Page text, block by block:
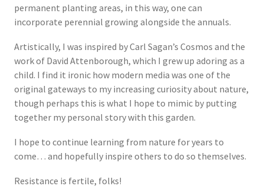
permanent planting areas, in this way, one can
incorporate perennial growing alongside the annuals.
Artistically, I was inspired by Carl Sagan’s Cosmos and the
work of David Attenborough, which I grew up adoring as a
child. I find it ironic how modern media was one of the
original gateways to my increasing curiosity about nature,
though perhaps this is what I hope to mimic by putting
together my personal story with this garden.
I hope to continue learning from nature for years to
come… and hopefully inspire others to do so themselves.
Resistance is fertile, folks!